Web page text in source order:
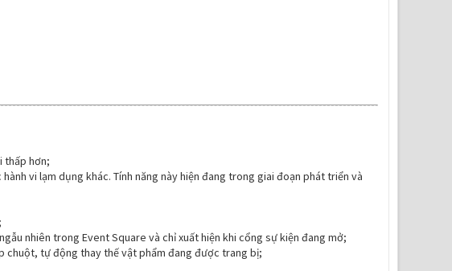
thấp hơn;
vi lạm dụng khác. Tính năng này hiện đang trong giai đoạn phát triển và
nhiên trong Event Square và chỉ xuất hiện khi cổng sự kiện đang mở;
chuột, tự động thay thế vật phẩm đang được trang bị;